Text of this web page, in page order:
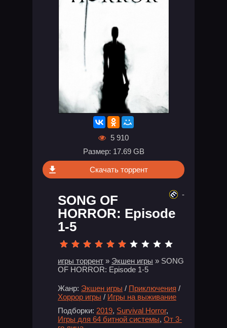
5 910
Размер: 17.69 GB
Скачать торрент
SONG OF
HORROR: Episode
1-5
игры торрент » Экшен игры » SONG
OF HORROR: Episode 1-5
Жанр: Экшен игры / Приключения /
Хоррор игры / Игры на выживание
Подборки: 2019, Survival Horror,
Игры для 64 битной системы, От 3-
-